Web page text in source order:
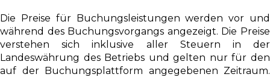
Die Preise für Buchungsleistungen werden vor und
während des Buchungsvorgangs angezeigt. Die Preise
verstehen sich inklusive aller Steuern in der
Landeswährung des Betriebs und gelten nur für den
auf der Buchungsplattform angegebenen Zeitraum.